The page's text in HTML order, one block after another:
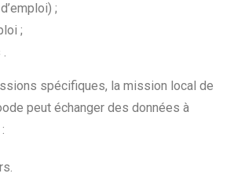
;
;
spécifiques, la mission local de
peut échanger des données à